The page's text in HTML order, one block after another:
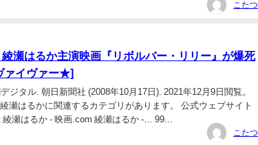
こたつ
綾瀬はるか主演映画『リボルバー・リリー』が爆死
ァイヴァー★]
ジタル. 朝日新聞社 (2008年10月17日). 2021年12月9日閲覧。
瀬はるかに関連するカテゴリがあります。 公式ウェブサイト
瀬はるか - 映画.com 綾瀬はるか -… 99...
こたつ